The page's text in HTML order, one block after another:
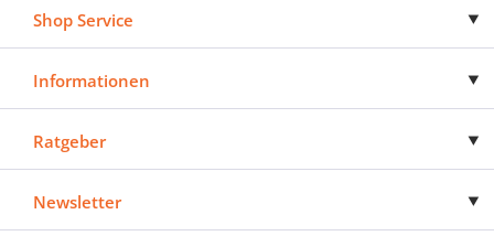
Shop Service
Informationen
Ratgeber
Newsletter